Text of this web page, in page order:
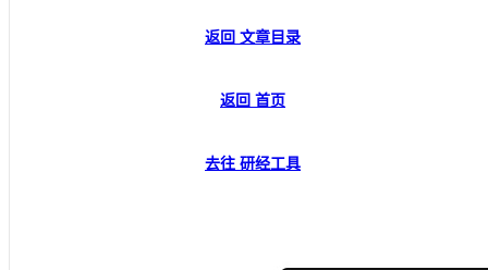
返回 文章目录
返回 首页
去往 研经工具